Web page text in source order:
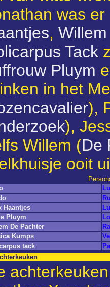
was
,
Tack
Pluym
in het
),
),
Willem (De
ooit
Haantjes
Pluym
De Pachter
Kumps
tack